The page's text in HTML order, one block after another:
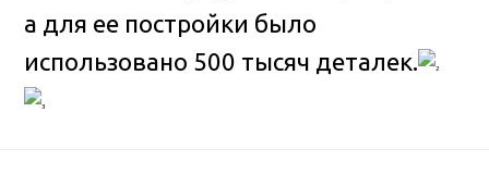
а для ее постройки было
использовано 500 тысяч деталек.